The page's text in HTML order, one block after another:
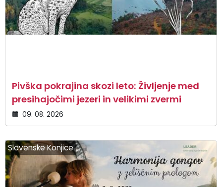
Pivška pokrajina skozi leto: Življenje med
presihajočimi jezeri in velikimi zvermi
09. 08. 2026
Slovenske Konjice